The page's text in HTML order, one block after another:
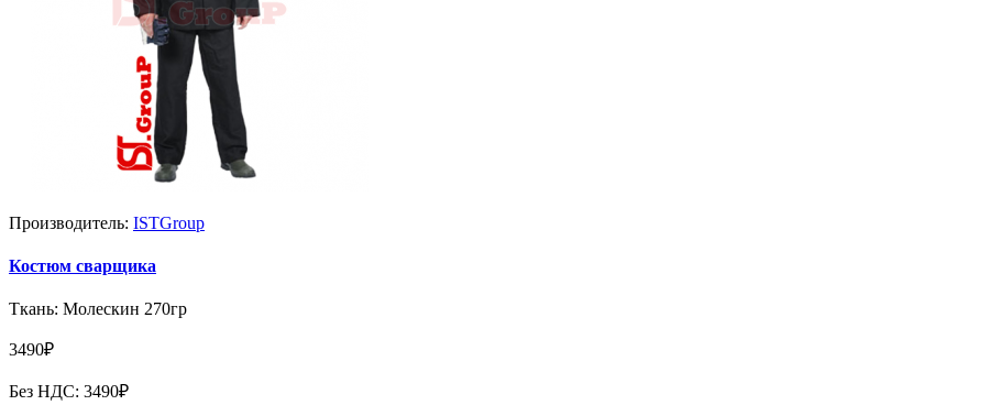
Производитель: ISTGroup
Костюм сварщика
Ткань: Молескин 270гр
3490₽
Без НДС: 3490₽